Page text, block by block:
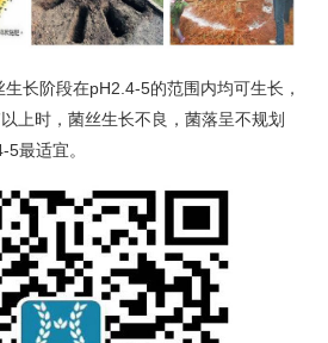
长阶段在pH2.4-5的范围内均可生长，
上时，菌丝生长不良，菌落呈不规划
最适宜。